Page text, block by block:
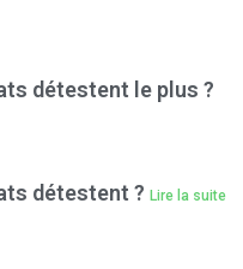
détestent le plus ?
détestent ? Lire la suite